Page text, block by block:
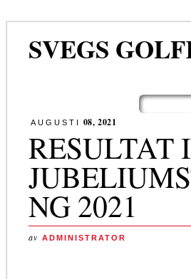
SVEGS
Huvudmeny
innehållAUGUSTI 08, 2021
RESULTAT
NG 2021
av ADMINISTRATOR